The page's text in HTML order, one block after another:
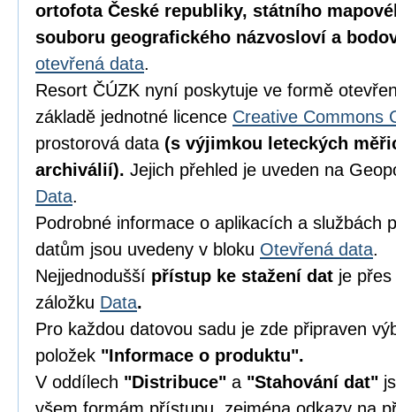
ortofota České republiky, státního
souboru geografického názvosloví a
otevřená data.
Resort ČÚZK nyní poskytuje ve formě
základě jednotné licence Creative Commons
prostorová data (s výjimkou leteckých
archiválií). Jejich přehled je uveden na
Data.
Podrobné informace o aplikacích a službách
datům jsou uvedeny v bloku Otevřená data.
Nejjednodušší přístup ke stažení dat je přes
záložku Data.
Pro každou datovou sadu je zde připraven
položek "Informace o produktu".
V oddílech "Distribuce" a "Stahování dat"